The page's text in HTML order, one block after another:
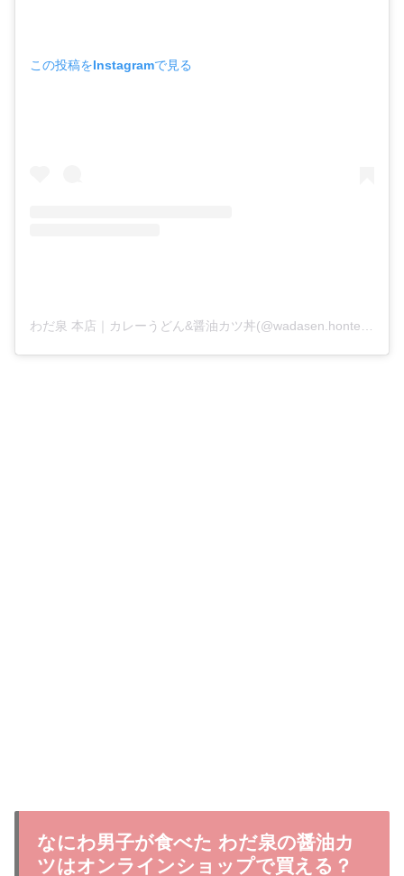
この投稿をInstagramで見る
なにわ男子が食べた わだ泉の醤油カ
ツはオンラインショップで買える？